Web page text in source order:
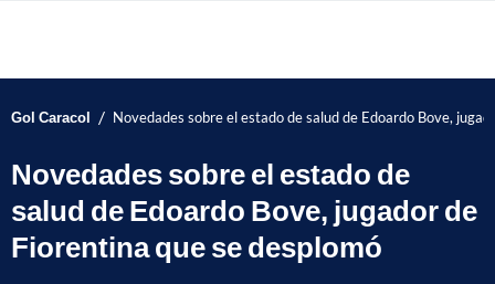
Gol Caracol / Novedades sobre el estado de salud de Edoardo Bove,
Novedades sobre el estado de
salud de Edoardo Bove, jugador de
Fiorentina que se desplomó